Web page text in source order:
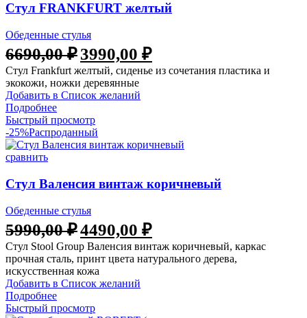
Стул FRANKFURT желтый
Обеденные стулья
6690,00₽ Первоначальная
цена
составляла
6690,00 ₽.
3990,00 ₽Текущая
цена:
3990,00 ₽.
Стул Frankfurt желтый, сиденье из сочетания пластика и
экокожи, ножки деревянные
Добавить в Список желаний
Подробнее
Быстрый просмотр
-25%Распроданный
сравнить
Стул Валенсия винтаж коричневый
Обеденные стулья
5990,00₽
Первоначальная
цена
составляла
5990,00 ₽.
4490,00 ₽Текущая
цена:
4490,00 ₽.
Стул Stool Group Валенсия винтаж коричневый, каркас
прочная сталь, принт цвета натурального дерева,
искусственная кожа
Добавить в Список желаний
Подробнее
Быстрый просмотр